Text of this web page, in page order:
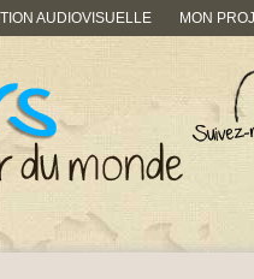
AUDIOVISUELLE MON